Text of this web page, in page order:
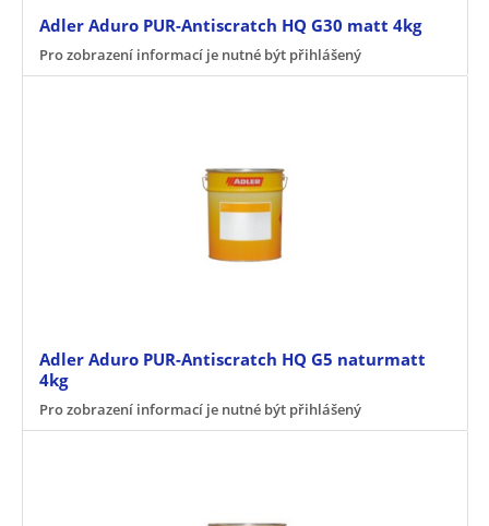
Adler Aduro PUR-Antiscratch HQ G30 matt 4kg
Pro zobrazení informací je nutné být přihlášený
Adler Aduro PUR-Antiscratch HQ G5 naturmatt
4kg
Pro zobrazení informací je nutné být přihlášený